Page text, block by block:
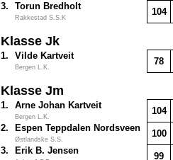
3. Torun Bredholt
Rakkestad S.S.K
104
Klasse Jk
1. Vilde Kartveit
Bergen L.K.
78
Klasse Jm
1. Arne Johan Kartveit
Bergen L.K.
104
2. Espen Teppdalen Nordsveen
Østlandske S.S.
100
3. Erik B. Jensen
99